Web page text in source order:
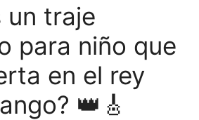
un traje
para niño que
en el rey
👑🎸